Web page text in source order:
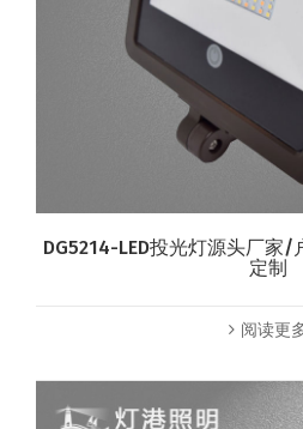
DG5214-LED投光灯源头厂家
定制
阅读更